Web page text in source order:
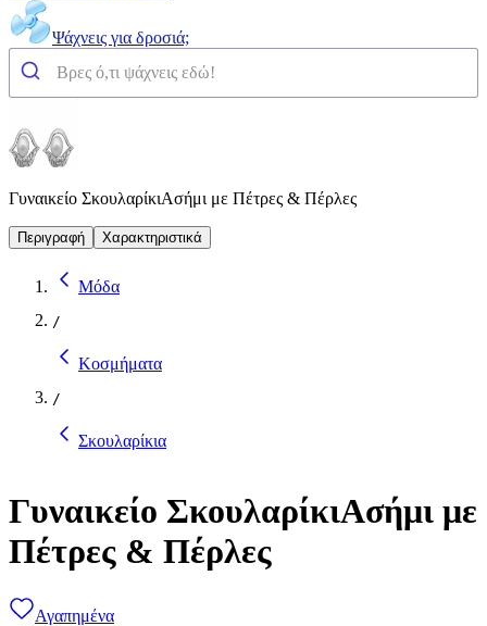
Ψάχνεις για δροσιά;
Γυναικείο ΣκουλαρίκιΑσήμι με Πέτρες & Πέρλες
Περιγραφή Χαρακτηριστικά
Μόδα
/
Κοσμήματα
/
Σκουλαρίκια
Γυναικείο ΣκουλαρίκιΑσήμι με
Πέτρες & Πέρλες
Αγαπημένα